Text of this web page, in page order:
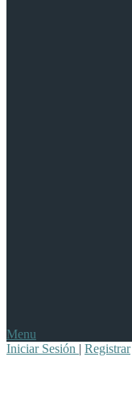
Menu
Iniciar Sesión | Registrar